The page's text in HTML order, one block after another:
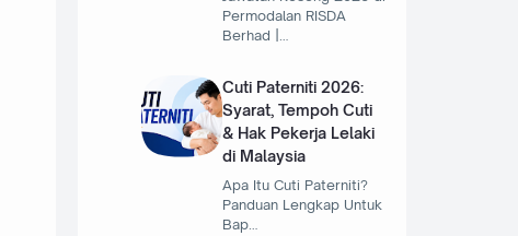
Permodalan RISDA
Cuti Paterniti 2026:
Syarat, Tempoh Cuti
& Hak Pekerja Lelaki
di Malaysia
Apa Itu Cuti Paterniti?
Panduan Lengkap Untuk
Bap…